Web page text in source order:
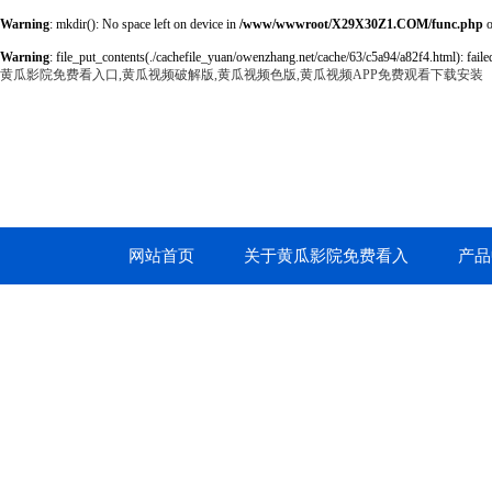
Warning: mkdir(): No space left on device in /www/wwwroot/X29X30Z1.COM/func.php
Warning: file_put_contents(./cachefile_yuan/owenzhang.net/cache/63/c5a94/a82f4.html):
黄瓜影院免费看入口,黄瓜视频破解版,黄瓜视频色版,黄瓜视频APP免费观看下载安装
网站首页 关于黄瓜影院免费看入 产